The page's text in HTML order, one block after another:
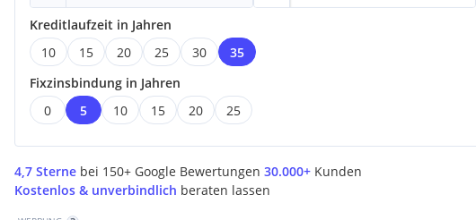
Kreditlaufzeit in Jahren
10
15 20 25 30
35
Fixzinsbindung in Jahren
0
5 10 15 20 25
4,7 Sterne bei 150+ Google Bewertungen 30.000+ Kunden
Kostenlos & unverbindlich beraten lassen